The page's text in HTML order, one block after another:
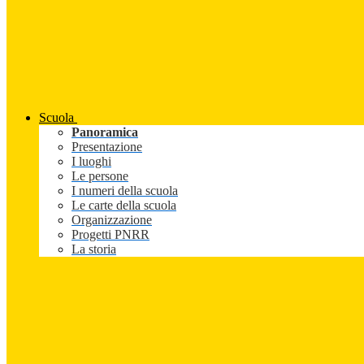
Scuola
Panoramica
Presentazione
I luoghi
Le persone
I numeri della scuola
Le carte della scuola
Organizzazione
Progetti PNRR
La storia